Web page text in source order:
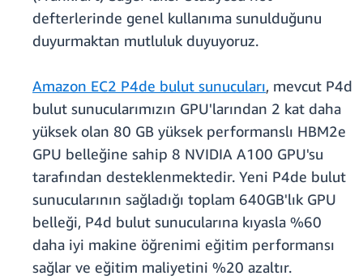
defterlerinde genel kullanıma sunulduğunu
duyurmaktan mutluluk duyuyoruz.
Amazon EC2 P4de bulut sunucuları, mevcut P4d
bulut sunucularımızın GPU'larından 2 kat daha
yüksek olan 80 GB yüksek performanslı HBM2e
GPU belleğine sahip 8 NVIDIA A100 GPU'su
tarafından desteklenmektedir. Yeni P4de bulut
sunucularının sağladığı toplam 640GB'lık GPU
belleği, P4d bulut sunucularına kıyasla %60
daha iyi makine öğrenimi eğitim performansı
sağlar ve eğitim maliyetini %20 azaltır.